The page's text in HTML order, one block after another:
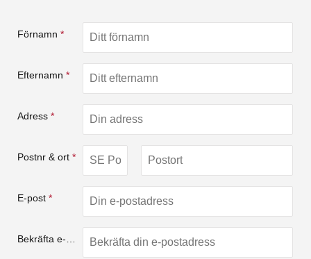
Förnamn *
Efternamn *
Adress *
Postnr & ort *
E-post *
*